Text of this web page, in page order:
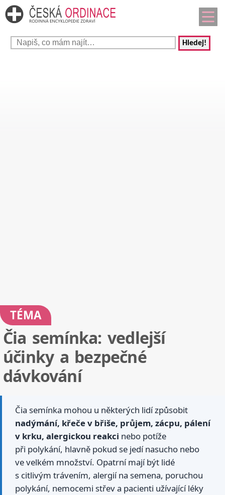
Hledej!
TÉMA
Čia semínka: vedlejší
účinky a bezpečné
dávkování
Čia semínka mohou u některých lidí způsobit
nadýmání, křeče v břiše, průjem, zácpu, pálení
v krku, alergickou reakci nebo potíže
při polykání, hlavně pokud se jedí nasucho nebo
ve velkém množství. Opatrní mají být lidé
s citlivým trávením, alergií na semena, poruchou
polykání, nemocemi střev a pacienti užívající léky